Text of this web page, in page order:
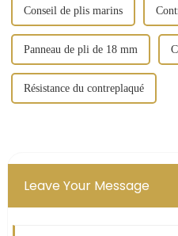
Conseil de plis marins
Panneau de pli de 18 mm
Résistance du contreplaqué
Leave Your Message